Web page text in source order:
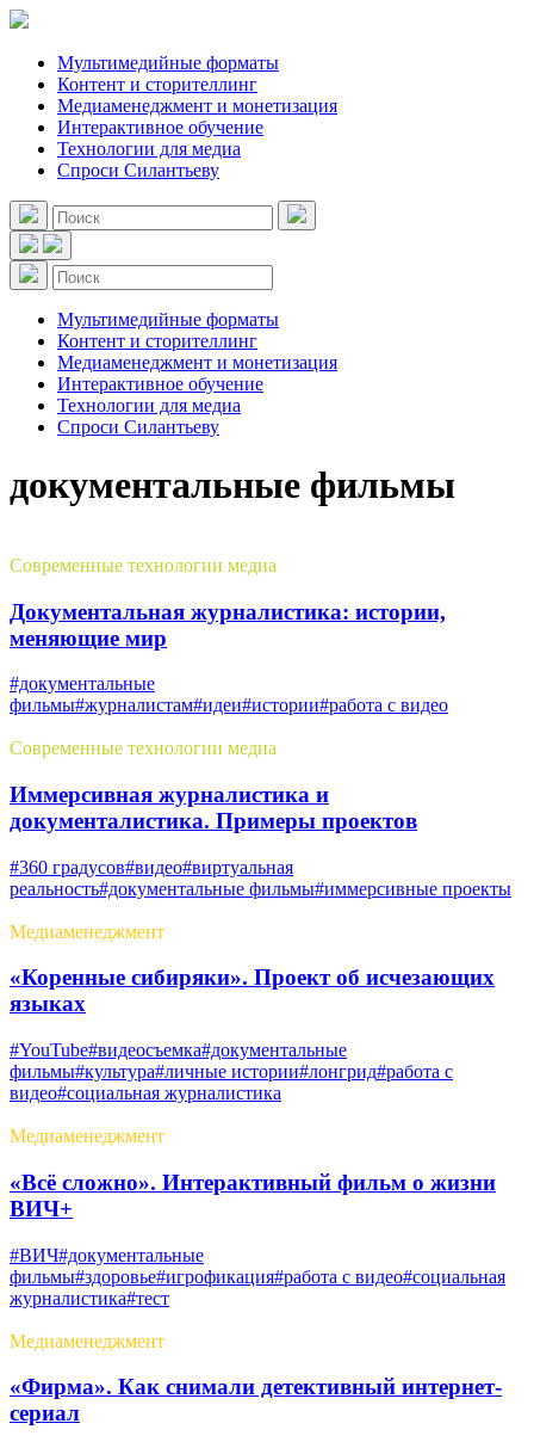
Мультимедийные форматы
Контент и сторителлинг
Медиаменеджмент и монетизация
Интерактивное обучение
Технологии для медиа
Спроси Силантьеву
Мультимедийные форматы
Контент и сторителлинг
Медиаменеджмент и монетизация
Интерактивное обучение
Технологии для медиа
Спроси Силантьеву
документальные фильмы
Современные технологии медиа
Документальная журналистика: истории,
меняющие мир
#документальные
фильмы#журналистам#идеи#истории#работа с видео
Современные технологии медиа
Иммерсивная журналистика и
документалистика. Примеры проектов
#360 градусов#видео#виртуальная
реальность#документальные фильмы#иммерсивные проекты
Медиаменеджмент
«Коренные сибиряки». Проект об исчезающих
языках
#YouTube#видеосъемка#документальные
фильмы#культура#личные истории#лонгрид#работа с
видео#социальная журналистика
Медиаменеджмент
«Всё сложно». Интерактивный фильм о жизни
ВИЧ+
#ВИЧ#документальные
фильмы#здоровье#игрофикация#работа с видео#социальная
журналистика#тест
Медиаменеджмент
«Фирма». Как снимали детективный интернет-
сериал